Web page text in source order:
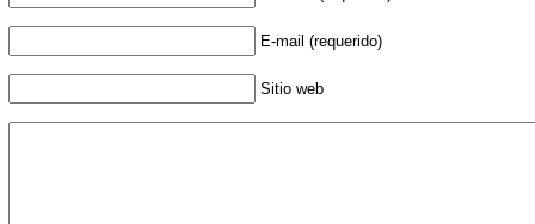
E-mail (requerido)
Sitio web